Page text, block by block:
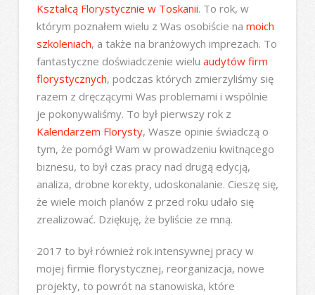
Kształcą Florystycznie w Toskanii. To rok, w
którym poznałem wielu z Was osobiście na moich
szkoleniach, a także na branżowych imprezach. To
fantastyczne doświadczenie wielu audytów firm
florystycznych, podczas których zmierzyliśmy się
razem z dręczącymi Was problemami i wspólnie
je pokonywaliśmy. To był pierwszy rok z
Kalendarzem Florysty, Wasze opinie świadczą o
tym, że pomógł Wam w prowadzeniu kwitnącego
biznesu, to był czas pracy nad drugą edycją,
analiza, drobne korekty, udoskonalanie. Cieszę się,
że wiele moich planów z przed roku udało się
zrealizować. Dziękuję, że byliście ze mną.
2017 to był również rok intensywnej pracy w
mojej firmie florystycznej, reorganizacja, nowe
projekty, to powrót na stanowiska, które